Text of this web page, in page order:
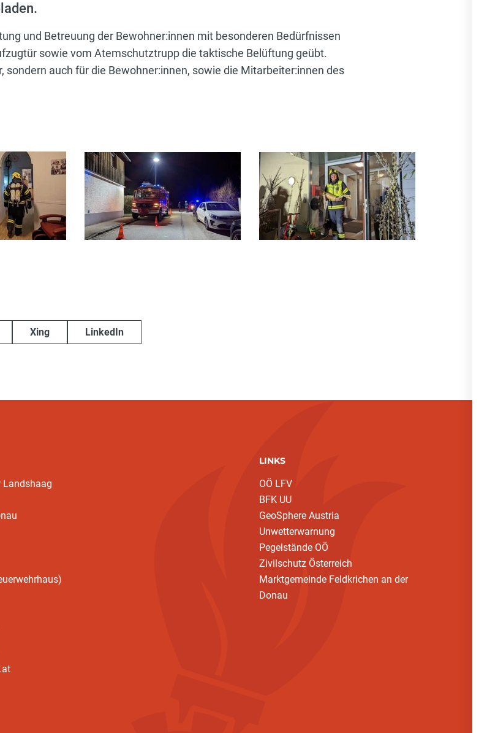
und Betreuung der Bewohner:innen mit besonderen Bedürfnissen
sowie vom Atemschutztrupp die taktische Belüftung geübt.
sondern auch für die Bewohner:innen, sowie die Mitarbeiter:innen des
Xing LinkedIn
Landshaag
LINKS
OÖ LFV
BFK UU
GeoSphere Austria
Unwetterwarnung
Pegelstände OÖ
Zivilschutz Österreich
Marktgemeinde Feldkrichen an der
Donau